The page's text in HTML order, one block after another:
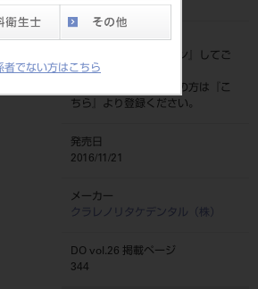
者でない方はこちら
標準価格
ログイン
』してご
覧ください。
ネット会員登録がまだの方は『
こ
ちら
』より登録ください。
発売日
2016/11/21
メーカー
クラレノリタケデンタル（株）
DO vol.26 掲載ページ
344